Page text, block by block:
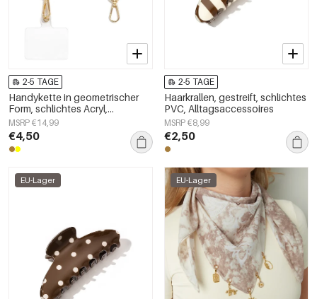
2-5 TAGE
Handykette in geometrischer
Form, schlichtes Acryl,
Alltagsaccessoire
MSRP €14,99
€4,50
2-5 TAGE
Haarkrallen, gestreift, schlichtes
PVC, Alltagsaccessoires
MSRP €8,99
€2,50
EU-Lager EU-Lager